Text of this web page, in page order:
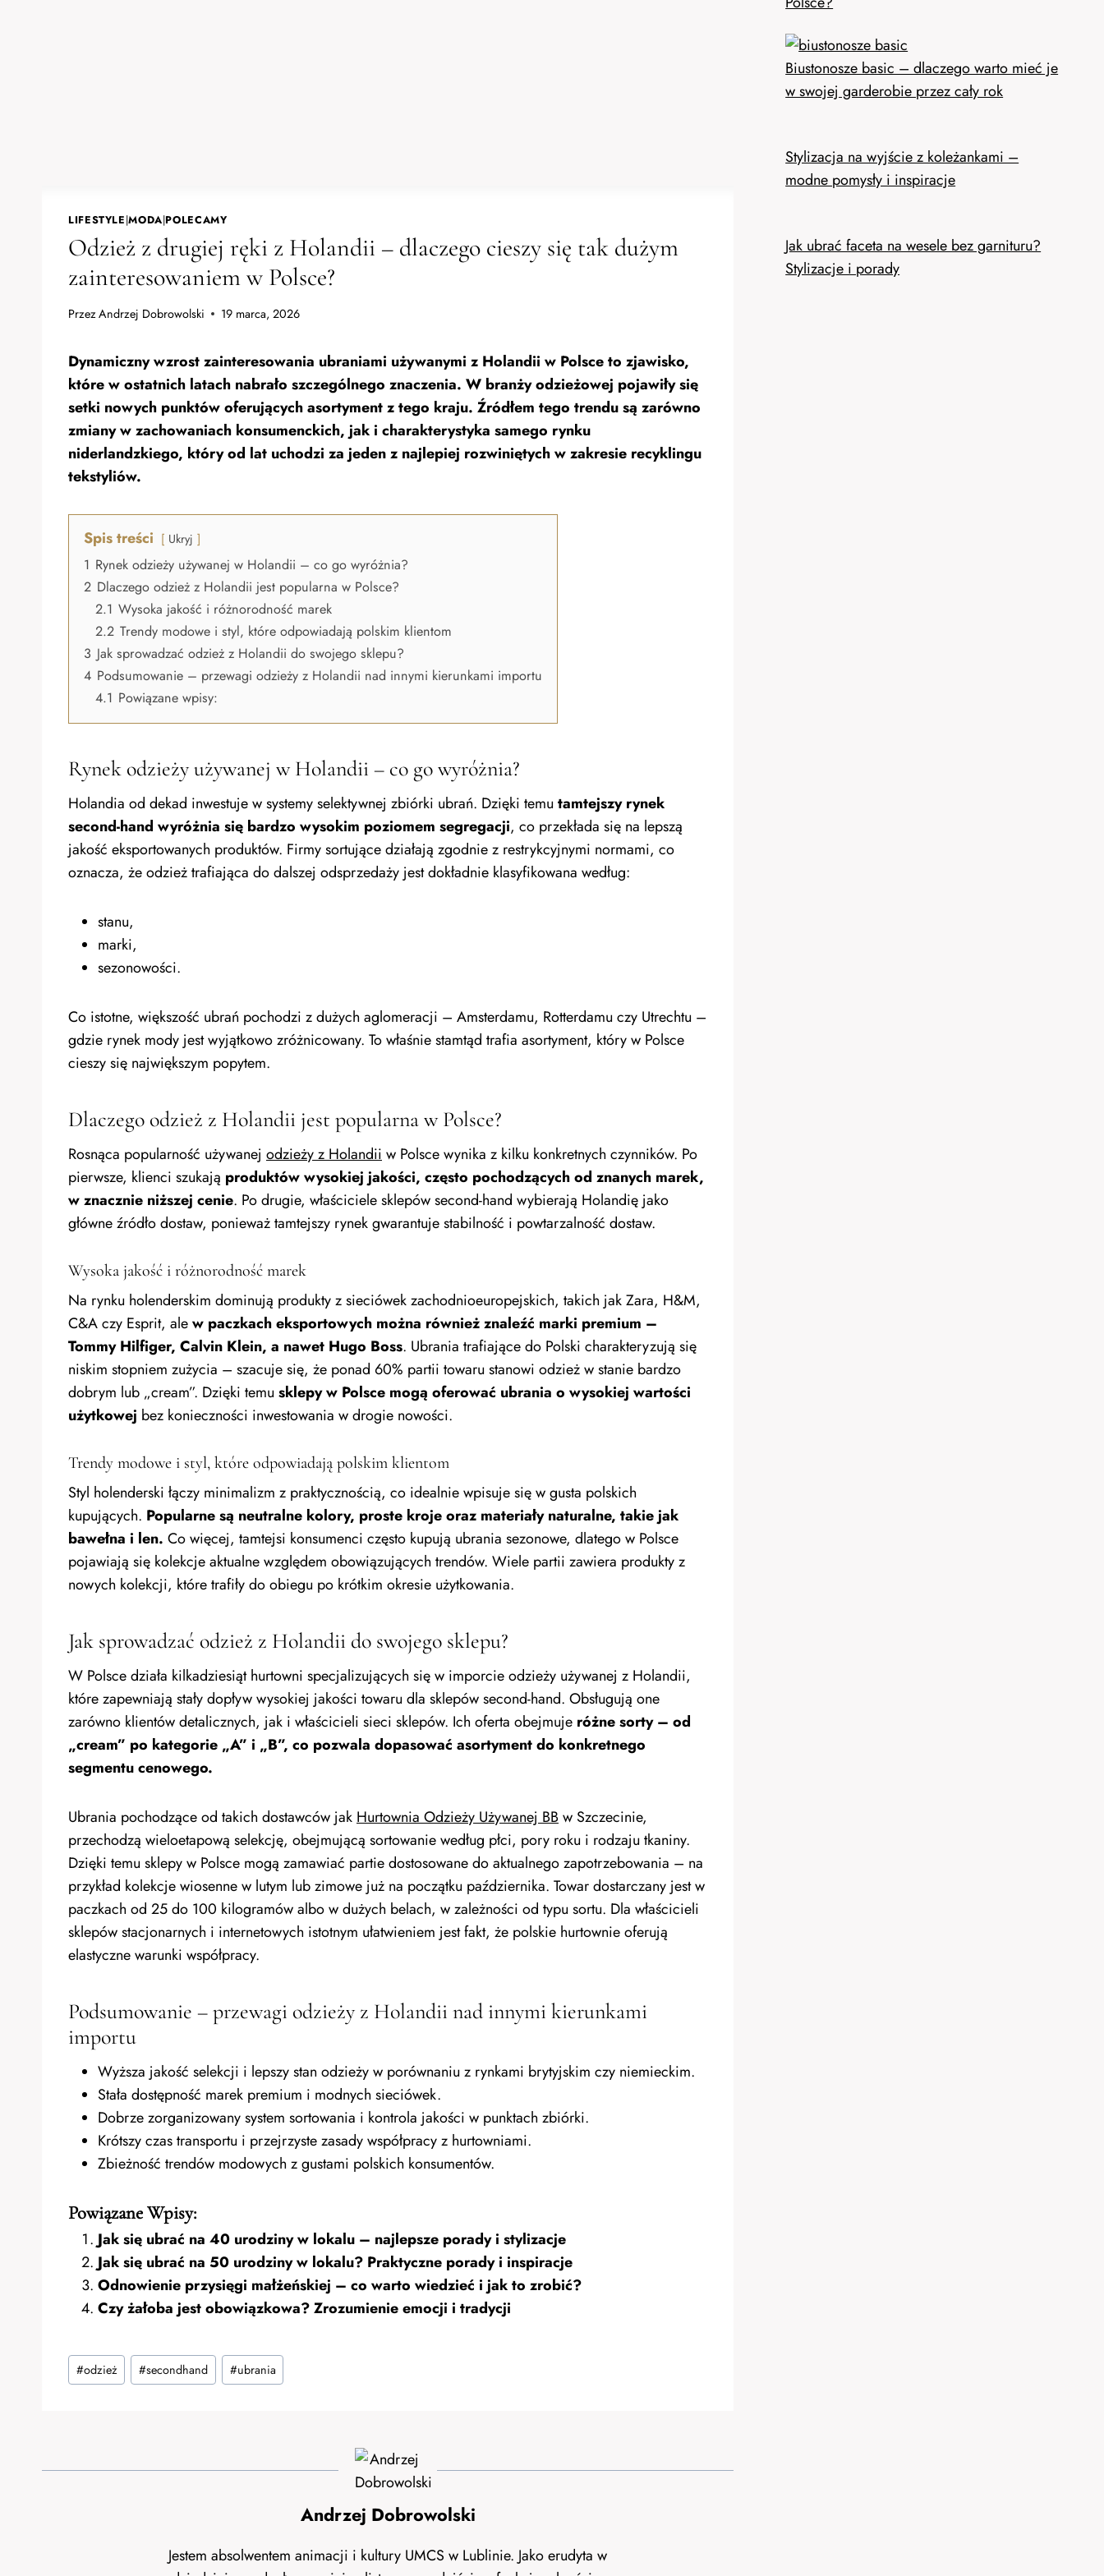
LIFESTYLE|MODA|POLECAMY
Odzież z drugiej ręki z Holandii – dlaczego cieszy się tak dużym
zainteresowaniem w Polsce?
PrzezAndrzej Dobrowolski 19 marca, 2026
Dynamiczny wzrost zainteresowania ubraniami używanymi z Holandii w Polsce to zjawisko,
które w ostatnich latach nabrało szczególnego znaczenia. W branży odzieżowej pojawiły się
setki nowych punktów oferujących asortyment z tego kraju. Źródłem tego trendu są zarówno
zmiany w zachowaniach konsumenckich, jak i charakterystyka samego rynku
niderlandzkiego, który od lat uchodzi za jeden z najlepiej rozwiniętych w zakresie recyklingu
tekstyliów.
Spis treści Ukryj
1 Rynek odzieży używanej w Holandii – co go wyróżnia?
2 Dlaczego odzież z Holandii jest popularna w Polsce?
2.1 Wysoka jakość i różnorodność marek
2.2 Trendy modowe i styl, które odpowiadają polskim klientom
3 Jak sprowadzać odzież z Holandii do swojego sklepu?
4 Podsumowanie – przewagi odzieży z Holandii nad innymi kierunkami importu
4.1 Powiązane wpisy:
Rynek odzieży używanej w Holandii – co go wyróżnia?
Holandia od dekad inwestuje w systemy selektywnej zbiórki ubrań. Dzięki temu tamtejszy rynek
second-hand wyróżnia się bardzo wysokim poziomem segregacji, co przekłada się na lepszą
jakość eksportowanych produktów. Firmy sortujące działają zgodnie z restrykcyjnymi normami, co
oznacza, że odzież trafiająca do dalszej odsprzedaży jest dokładnie klasyfikowana według:
stanu,
marki,
sezonowości.
Co istotne, większość ubrań pochodzi z dużych aglomeracji – Amsterdamu, Rotterdamu czy Utrechtu –
gdzie rynek mody jest wyjątkowo zróżnicowany. To właśnie stamtąd trafia asortyment, który w Polsce
cieszy się największym popytem.
Dlaczego odzież z Holandii jest popularna w Polsce?
Rosnąca popularność używanej odzieży z Holandii w Polsce wynika z kilku konkretnych czynników. Po
pierwsze, klienci szukają produktów wysokiej jakości, często pochodzących od znanych marek,
w znacznie niższej cenie. Po drugie, właściciele sklepów second-hand wybierają Holandię jako
główne źródło dostaw, ponieważ tamtejszy rynek gwarantuje stabilność i powtarzalność dostaw.
Wysoka jakość i różnorodność marek
Na rynku holenderskim dominują produkty z sieciówek zachodnioeuropejskich, takich jak Zara, H&M,
C&A czy Esprit, alew paczkach eksportowych można również znaleźć marki premium –
Tommy Hilfiger, Calvin Klein, a nawet Hugo Boss. Ubrania trafiające do Polski charakteryzują się
niskim stopniem zużycia – szacuje się, że ponad 60% partii towaru stanowi odzież w stanie bardzo
dobrym lub „cream”. Dzięki temu sklepy w Polsce mogą oferować ubrania o wysokiej wartości
użytkowej bez konieczności inwestowania w drogie nowości.
Trendy modowe i styl, które odpowiadają polskim klientom
Styl holenderski łączy minimalizm z praktycznością, co idealnie wpisuje się w gusta polskich
kupujących. Popularne są neutralne kolory, proste kroje oraz materiały naturalne, takie jak
bawełna i len. Co więcej, tamtejsi konsumenci często kupują ubrania sezonowe, dlatego w Polsce
pojawiają się kolekcje aktualne względem obowiązujących trendów. Wiele partii zawiera produkty z
nowych kolekcji, które trafiły do obiegu po krótkim okresie użytkowania.
Jak sprowadzać odzież z Holandii do swojego sklepu?
W Polsce działa kilkadziesiąt hurtowni specjalizujących się w imporcie odzieży używanej z Holandii,
które zapewniają stały dopływ wysokiej jakości towaru dla sklepów second-hand. Obsługują one
zarówno klientów detalicznych, jak i właścicieli sieci sklepów. Ich oferta obejmuje różne sorty – od
„cream” po kategorie „A” i „B”, co pozwala dopasować asortyment do konkretnego
segmentu cenowego.
Ubrania pochodzące od takich dostawców jak Hurtownia Odzieży Używanej BBw Szczecinie,
przechodzą wieloetapową selekcję, obejmującą sortowanie według płci, pory roku i rodzaju tkaniny.
Dzięki temu sklepy w Polsce mogą zamawiać partie dostosowane do aktualnego zapotrzebowania – na
przykład kolekcje wiosenne w lutym lub zimowe już na początku października. Towar dostarczany jest w
paczkach od 25 do 100 kilogramów albo w dużych belach, w zależności od typu sortu. Dla właścicieli
sklepów stacjonarnych i internetowych istotnym ułatwieniem jest fakt, że polskie hurtownie oferują
elastyczne warunki współpracy.
Podsumowanie – przewagi odzieży z Holandii nad innymi kierunkami
importu
Wyższa jakość selekcji i lepszy stan odzieży w porównaniu z rynkami brytyjskim czy niemieckim.
Stała dostępność marek premium i modnych sieciówek.
Dobrze zorganizowany system sortowania i kontrola jakości w punktach zbiórki.
Krótszy czas transportu i przejrzyste zasady współpracy z hurtowniami.
Zbieżność trendów modowych z gustami polskich konsumentów.
Powiązane Wpisy:
Jak się ubrać na 40 urodziny w lokalu – najlepsze porady i stylizacje
Jak się ubrać na 50 urodziny w lokalu? Praktyczne porady i inspiracje
Odnowienie przysięgi małżeńskiej – co warto wiedzieć i jak to zrobić?
Czy żałoba jest obowiązkowa? Zrozumienie emocji i tradycji
Tagi
wpisu:
#odzież #secondhand #ubrania
Andrzej Dobrowolski
Jestem absolwentem animacji i kultury UMCS w Lublinie. Jako erudyta w
Biustonosze basic – dlaczego warto mieć je
w swojej garderobie przez cały rok
Stylizacja na wyjście z koleżankami –
modne pomysły i inspiracje
Jak ubrać faceta na wesele bez garnituru?
Stylizacje i porady